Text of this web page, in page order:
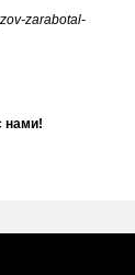
zarabotal-
нами!